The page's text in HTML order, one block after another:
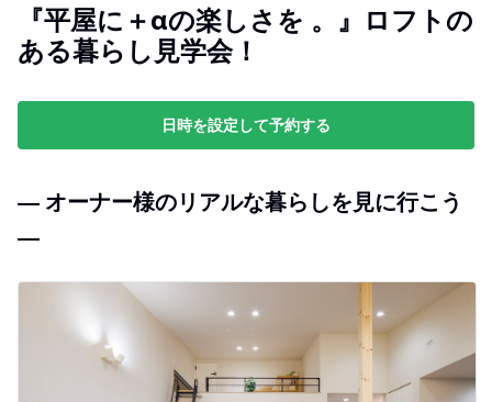
『平屋に＋αの楽しさを 。』ロフトの
ある暮らし見学会！
日時を設定して予約する
― オーナー様のリアルな暮らしを見に行こう
―